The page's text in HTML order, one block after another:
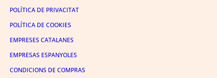
POLÍTICA DE PRIVACITAT
POLÍTICA DE COOKIES
EMPRESES CATALANES
EMPRESAS ESPANYOLES
CONDICIONS DE COMPRAS